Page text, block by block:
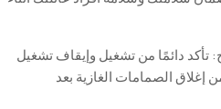
:تأكد دائمًا منتشغيل وإيقافتشغيل
إغلاقالصمامات الغازية بعد